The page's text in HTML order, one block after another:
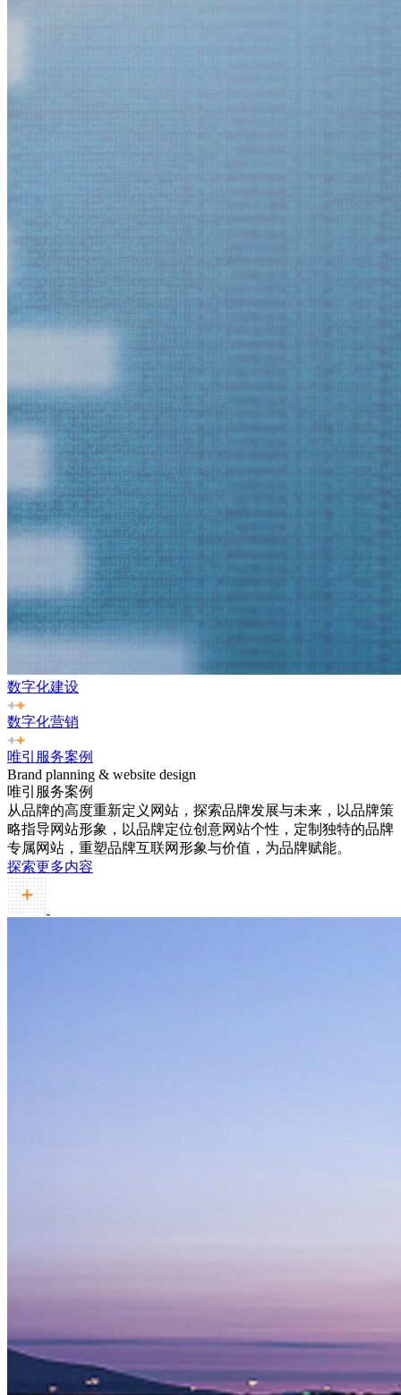
数字化建设
数字化营销
唯引服务案例
Brand planning & website design
唯引服务案例
从品牌的高度重新定义网站，探索品牌发展与未来，以品牌策
略指导网站形象，以品牌定位创意网站个性，定制独特的品牌
专属网站，重塑品牌互联网形象与价值，为品牌赋能。
探索更多内容